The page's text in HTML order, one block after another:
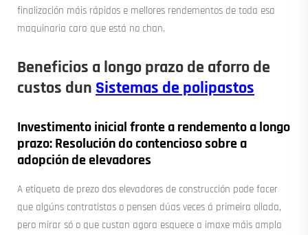
finalización máis rápidos e mellores rendementos de toda esa
maquinaria cara que está no chan.
Beneficios a longo prazo de aforro de
custos dun Sistemas de polipastos
Investimento inicial fronte a rendemento a longo
prazo: Resolución do contencioso sobre a
adopción de elevadores
A etiqueta de prezo dos elevadores de construcción pode facer
que algúns contratistas o pensen dúas veces á primeira ollada,
pero mirar só o que custan agora esquece a imaxe máis ampla